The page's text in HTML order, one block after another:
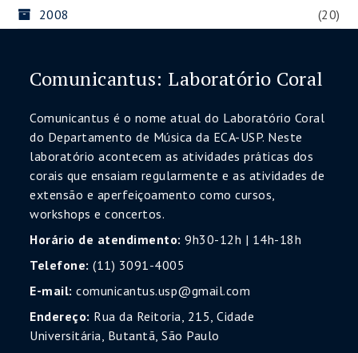
2008
(20)
Comunicantus: Laboratório Coral
Comunicantus é o nome atual do Laboratório Coral
do Departamento de Música da ECA-USP. Neste
laboratório acontecem as atividades práticas dos
corais que ensaiam regularmente e as atividades de
extensão e aperfeiçoamento como cursos,
workshops e concertos.
Horário de atendimento: 9h30-12h | 14h-18h
Telefone: (11) 3091-4005
E-mail: comunicantus.usp@gmail.com
Endereço: Rua da Reitoria, 215, Cidade
Universitária, Butantã, São Paulo